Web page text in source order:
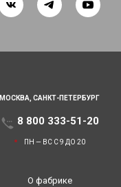
МОСКВА, САНКТ-ПЕТЕРБУРГ
8 800 333-51-20
ПН — ВС С 9 ДО 20
О фабрике